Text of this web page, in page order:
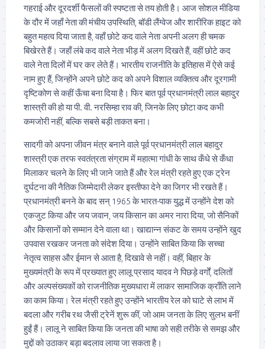
गहराई और दूरदर्शी फैसलों की स्पष्टता से तय होती है। आज सोशल मीडिया
के दौर में जहाँ नेता की मंचीय उपस्थिति, बॉडी लैंग्वेज और शारीरिक हाइट को
बहुत महत्व दिया जाता है, वहाँ छोटे कद वाले नेता अपनी अलग ही चमक
बिखेरते हैं। जहाँ लंबे कद वाले नेता भीड़ में अलग दिखते हैं, वहीं छोटे कद
वाले नेता दिलों में घर कर लेते हैं। भारतीय राजनीति के इतिहास में ऐसे कई
नाम हुए हैं, जिन्होंने अपने छोटे कद को अपने विशाल व्यक्तित्व और दूरगामी
दृष्टिकोण से कहीं ऊँचा बना दिया है। फिर बात पूर्व प्रधानमंत्री लाल बहादुर
शास्त्री की हो या पी. वी. नरसिम्हा राव की, जिनके लिए छोटा कद कभी
कमजोरी नहीं, बल्कि सबसे बड़ी ताकत बना।
सादगी को अपना जीवन मंत्र बनाने वाले पूर्व प्रधानमंत्री लाल बहादुर
शास्त्री एक तरफ स्वतंत्रता संग्राम में महात्मा गांधी के साथ कँधे से कँधा
मिलाकर चलने के लिए भी जाने जाते हैं और रेल मंत्री रहते हुए एक ट्रेन
दुर्घटना की नैतिक जिम्मेदारी लेकर इस्तीफा देने का जिगर भी रखते हैं।
प्रधानमंत्री बनने के बाद सन् 1965 के भारत-पाक युद्ध में उन्होंने देश को
एकजुट किया और जय जवान, जय किसान का अमर नारा दिया, जो सैनिकों
और किसानों को सम्मान देने वाला था। खाद्यान्न संकट के समय उन्होंने खुद
उपवास रखकर जनता को संदेश दिया। उन्होंने साबित किया कि सच्चा
नेतृत्व साहस और ईमान से आता है, दिखावे से नहीं। वहीं, बिहार के
मुख्यमंत्री के रूप में प्रख्यात हुए लालू प्रसाद यादव ने पिछड़े वर्गों, दलितों
और अल्पसंख्यकों को राजनीतिक मुख्यधारा में लाकर सामाजिक क्राँति लाने
का काम किया। रेल मंत्री रहते हुए उन्होंने भारतीय रेल को घाटे से लाभ में
बदला और गरीब रथ जैसी ट्रेनें शुरू कीं, जो आम जनता के लिए सुलभ बनीं
हुईं हैं। लालू ने साबित किया कि जनता की भाषा को सही तरीके से समझ और
मुद्दों को उठाकर बड़ा बदलाव लाया जा सकता है।